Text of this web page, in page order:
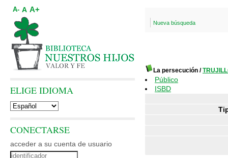
Nueva búsqueda
La persecución /
Público
ISBD
A- A A+
ELIGE IDIOMA
CONECTARSE
acceder a su cuenta de usuario